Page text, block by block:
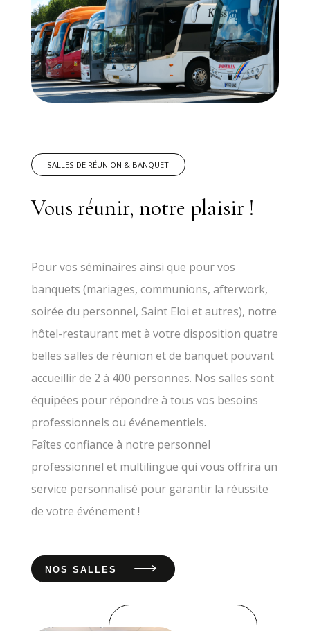
SALLES DE RÉUNION & BANQUET
Vous réunir, notre plaisir !
Pour vos séminaires ainsi que pour vos
banquets (mariages, communions, afterwork,
soirée du personnel, Saint Eloi et autres), notre
hôtel-restaurant met à votre disposition quatre
belles salles de réunion et de banquet pouvant
accueillir de 2 à 400 personnes. Nos salles sont
équipées pour répondre à tous vos besoins
professionnels ou événementiels.
Faîtes confiance à notre personnel
professionnel et multilingue qui vous offrira un
service personnalisé pour garantir la réussite
de votre événement !
NOS SALLES